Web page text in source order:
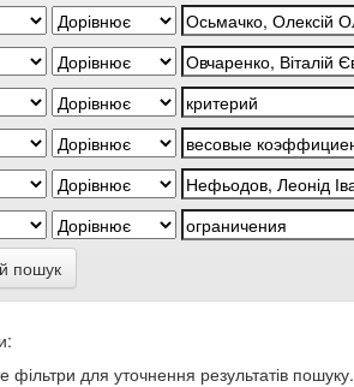
пошук
фільтри для уточнення результатів пошуку.